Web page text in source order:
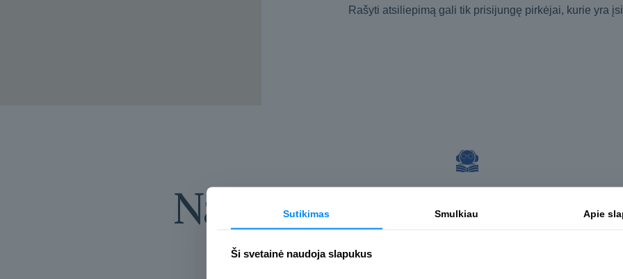
Rašyti atsiliepimą gali tik prisijungę pirkėjai, kurie yra
Naujos ir
Sutikimas Smulkiau Apie
Ši svetainė naudoja slapukus